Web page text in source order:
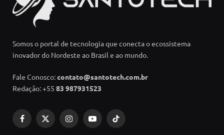
Somos o portal de tecnologia que conecta o ecossistema
inovador do Nordeste ao Brasil e ao mundo.
Fale Conosco:contato@santotech.com.br
Redação: +55 83 987931523
Facebook
X
InstagramYouTubeTikTok